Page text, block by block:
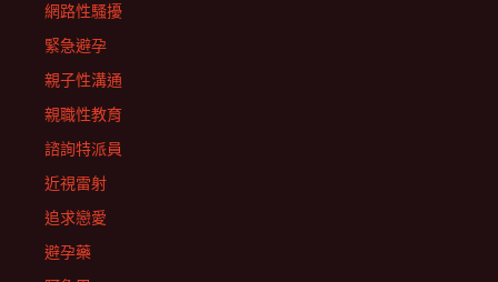
網路性騷擾
緊急避孕
親子性溝通
親職性教育
諮詢特派員
近視雷射
追求戀愛
避孕藥